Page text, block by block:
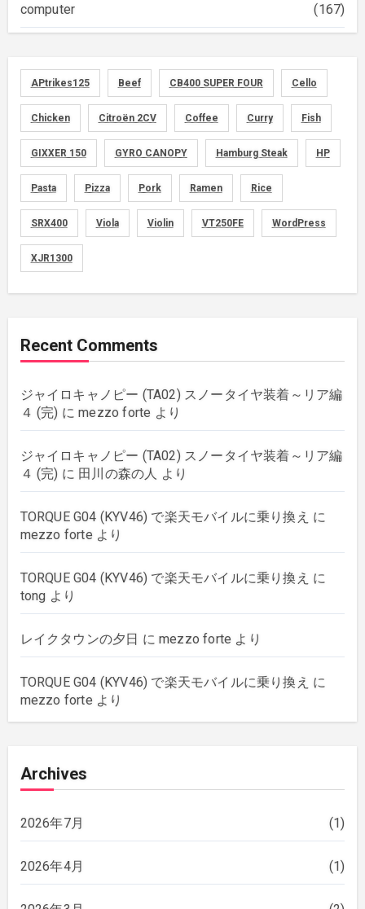
computer (167)
foods (155)
graphics (134)
memo
motorcycle (149)
movies
plants
rebuilding (6)
wordpress
APtrikes125 Beef CB400 SUPER FOUR Cello
Chicken Citroën 2CV Coffee Curry Fish
GIXXER 150 GYRO CANOPY Hamburg Steak HP
Pasta Pizza Pork Ramen Rice
SRX400 Viola Violin VT250FE WordPress
XJR1300
Recent Comments
ジャイロキャノピー (TA02) スノータイヤ装着～リア編
４ (完) にmezzo forte より
ジャイロキャノピー (TA02) スノータイヤ装着～リア編
４ (完) に 田川の森の人 より
TORQUE G04 (KYV46) で楽天モバイルに乗り換え に
mezzo forteより
TORQUE G04 (KYV46) で楽天モバイルに乗り換え に
tong より
レイクタウンの夕日 にmezzo forte より
TORQUE G04 (KYV46) で楽天モバイルに乗り換え に
mezzo forteより
Archives
2026年7月 (1)
2026年4月 (1)